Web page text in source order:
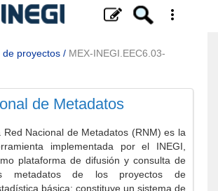
de proyectos / MEX-INEGI.EEC6.03-
de Metadatos
Red Nacional de Metadatos (RNM) es la
implementada por el INEGI,
plataforma de difusión y consulta de
metadatos de los proyectos de
básica; constituye un sistema de